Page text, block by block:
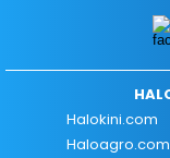
Halokini.com
Haloagro.com